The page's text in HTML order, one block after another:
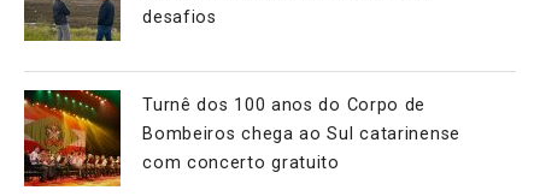
desafios
Turnê dos 100 anos do Corpo de
Bombeiros chega ao Sul catarinense
com concerto gratuito